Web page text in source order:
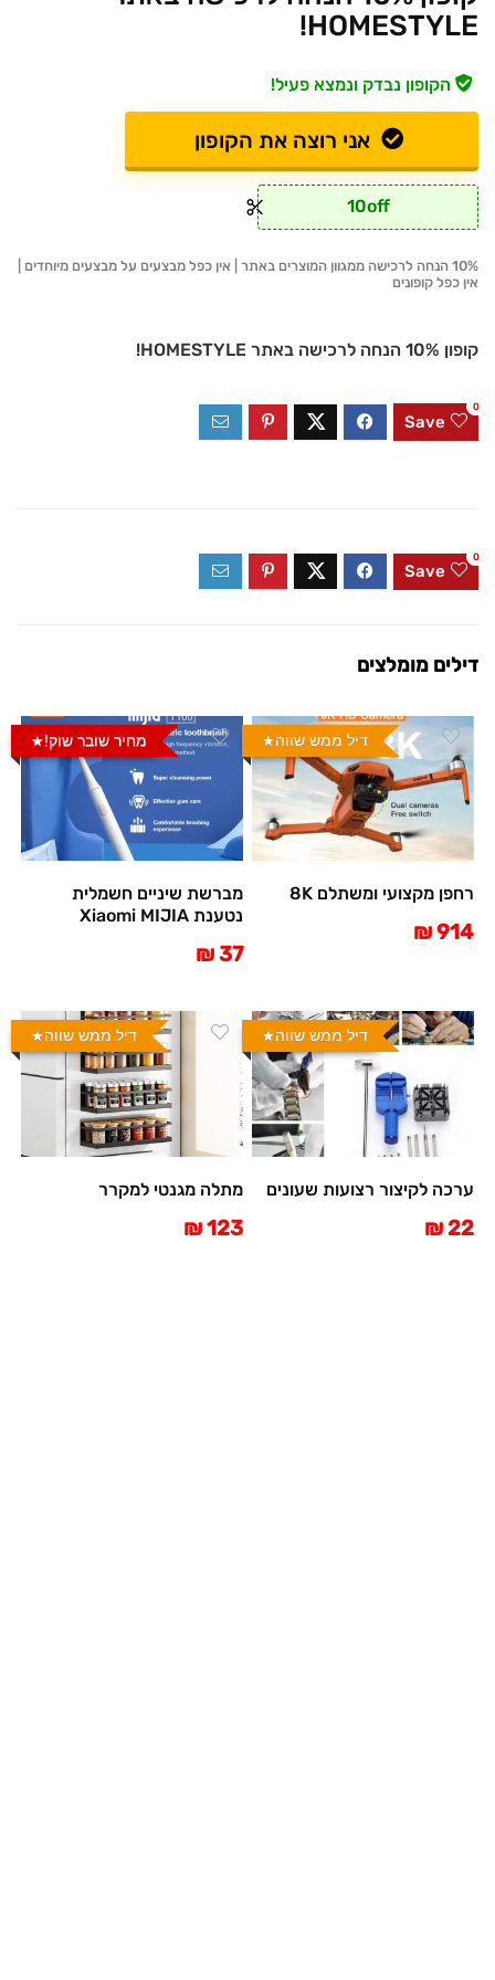
HOMESTYLE!
הקופון נבדק ונמצא פעיל!
אני רוצה את הקופון
10off
10% הנחה לרכישה ממגוון המוצרים באתר | אין כפל מבצעים על מבצעים מיוחדים |
אין כפל קופונים
קופון 10% הנחה לרכישה באתר HOMESTYLE!
Save
0
Save
0
דילים מומלצים
דיל ממש שווה
רחפן מקצועי ומשתלם 8K
914 ₪
מחיר שובר שוק!
מברשת שיניים חשמלית
נטענת Xiaomi MIJIA
37 ₪
דיל ממש שווה
ערכה לקיצור רצועות שעונים
22 ₪
דיל ממש שווה
מתלה מגנטי למקרר
123 ₪